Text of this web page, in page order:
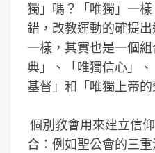
獨」嗎？「唯獨」一
錯，改教運動的確提
一樣，其實也是一個
典」、「唯獨信心」
基督」和「唯獨上帝的
個別教會用來建立信
合：例如聖公會的三